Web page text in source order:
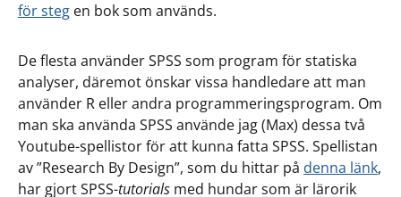
för steg en bok som används.
De flesta använder SPSS som program för statiska
analyser, däremot önskar vissa handledare att man
använder R eller andra programmeringsprogram. Om
man ska använda SPSS använde jag (Max) dessa två
Youtube-spellistor för att kunna fatta SPSS. Spellistan
av ”Research By Design”, som du hittar på denna länk,
har gjort SPSS-tutorials med hundar som är lärorik